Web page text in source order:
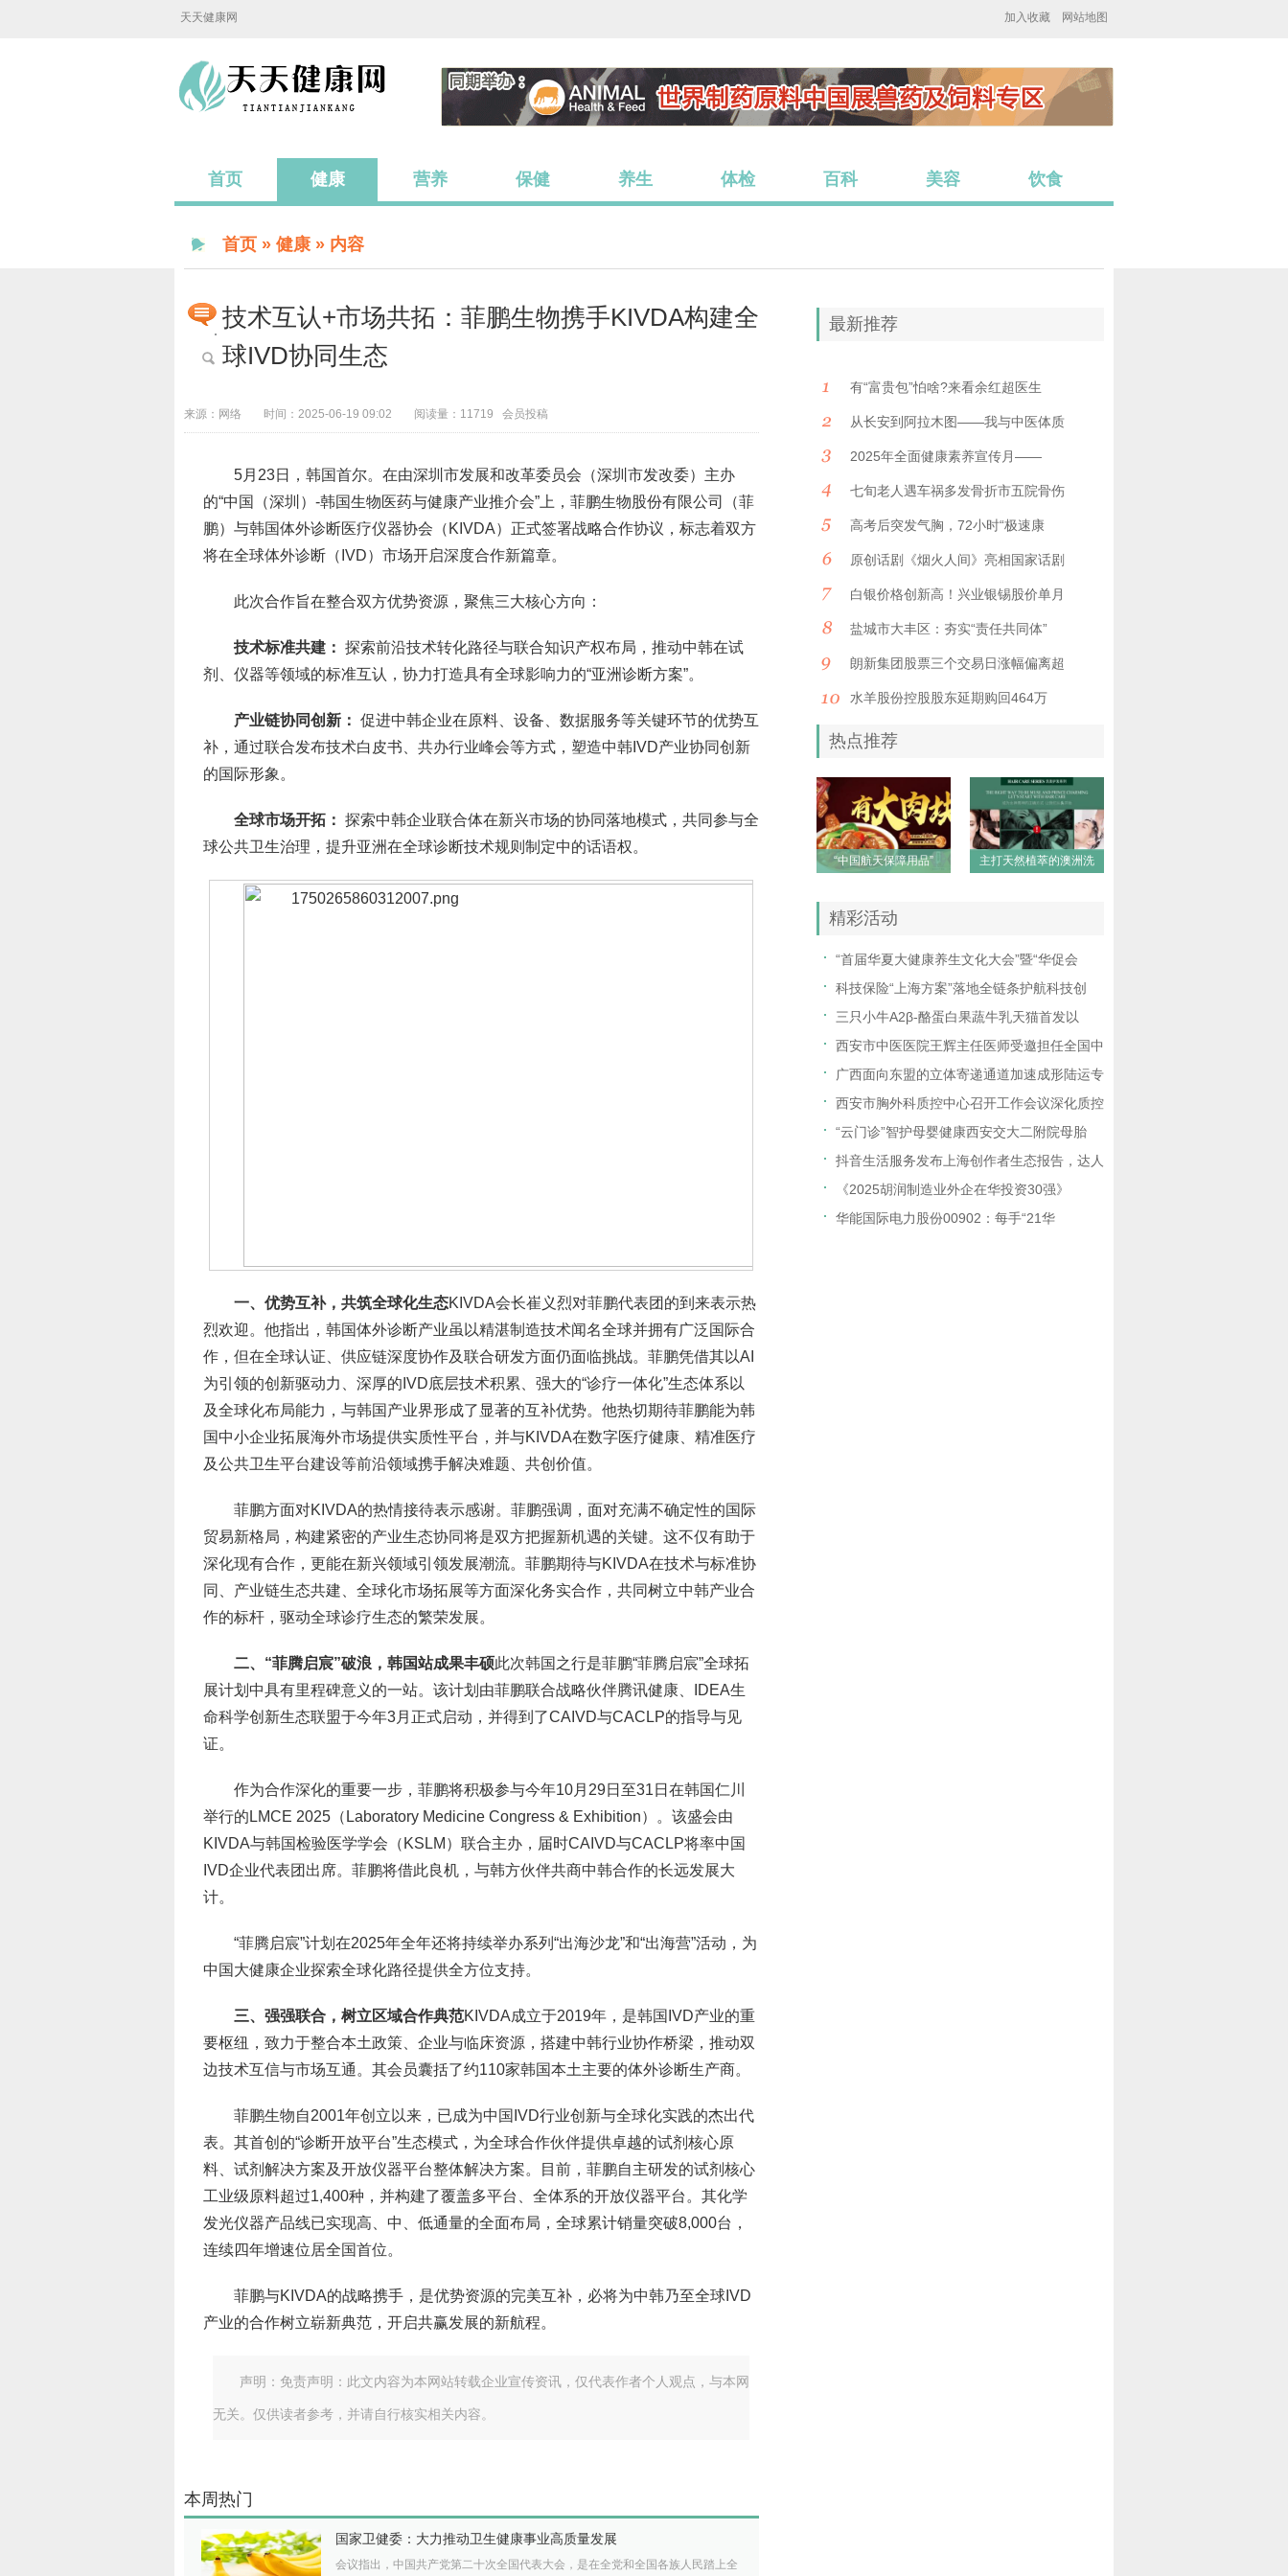
天天健康网 加入收藏 网站地图
首页 健康 营养 保健 养生 体检 百科 美容 饮食
首页 »健康» 内容
技术互认+市场共拓：菲鹏生物携手KIVDA构建全
球IVD协同生态
来源：网络 时间：2025-06-19 09:02 阅读量：11719 会员投稿
5月23日，韩国首尔。在由深圳市发展和改革委员会（深圳市发改委）主办
的“中国（深圳）-韩国生物医药与健康产业推介会”上，菲鹏生物股份有限公司（菲
鹏）与韩国体外诊断医疗仪器协会（KIVDA）正式签署战略合作协议，标志着双方
将在全球体外诊断（IVD）市场开启深度合作新篇章。
此次合作旨在整合双方优势资源，聚焦三大核心方向：
技术标准共建： 探索前沿技术转化路径与联合知识产权布局，推动中韩在试
剂、仪器等领域的标准互认，协力打造具有全球影响力的“亚洲诊断方案”。
产业链协同创新： 促进中韩企业在原料、设备、数据服务等关键环节的优势互
补，通过联合发布技术白皮书、共办行业峰会等方式，塑造中韩IVD产业协同创新
的国际形象。
全球市场开拓： 探索中韩企业联合体在新兴市场的协同落地模式，共同参与全
球公共卫生治理，提升亚洲在全球诊断技术规则制定中的话语权。
一、优势互补，共筑全球化生态KIVDA会长崔义烈对菲鹏代表团的到来表示热
烈欢迎。他指出，韩国体外诊断产业虽以精湛制造技术闻名全球并拥有广泛国际合
作，但在全球认证、供应链深度协作及联合研发方面仍面临挑战。菲鹏凭借其以AI
为引领的创新驱动力、深厚的IVD底层技术积累、强大的“诊疗一体化”生态体系以
及全球化布局能力，与韩国产业界形成了显著的互补优势。他热切期待菲鹏能为韩
国中小企业拓展海外市场提供实质性平台，并与KIVDA在数字医疗健康、精准医疗
及公共卫生平台建设等前沿领域携手解决难题、共创价值。
菲鹏方面对KIVDA的热情接待表示感谢。菲鹏强调，面对充满不确定性的国际
贸易新格局，构建紧密的产业生态协同将是双方把握新机遇的关键。这不仅有助于
深化现有合作，更能在新兴领域引领发展潮流。菲鹏期待与KIVDA在技术与标准协
同、产业链生态共建、全球化市场拓展等方面深化务实合作，共同树立中韩产业合
作的标杆，驱动全球诊疗生态的繁荣发展。
二、“菲腾启宸”破浪，韩国站成果丰硕此次韩国之行是菲鹏“菲腾启宸”全球拓
展计划中具有里程碑意义的一站。该计划由菲鹏联合战略伙伴腾讯健康、IDEA生
命科学创新生态联盟于今年3月正式启动，并得到了CAIVD与CACLP的指导与见
证。
作为合作深化的重要一步，菲鹏将积极参与今年10月29日至31日在韩国仁川
举行的LMCE 2025（Laboratory Medicine Congress & Exhibition）。该盛会由
KIVDA与韩国检验医学学会（KSLM）联合主办，届时CAIVD与CACLP将率中国
IVD企业代表团出席。菲鹏将借此良机，与韩方伙伴共商中韩合作的长远发展大
计。
“菲腾启宸”计划在2025年全年还将持续举办系列“出海沙龙”和“出海营”活动，为
中国大健康企业探索全球化路径提供全方位支持。
三、强强联合，树立区域合作典范KIVDA成立于2019年，是韩国IVD产业的重
要枢纽，致力于整合本土政策、企业与临床资源，搭建中韩行业协作桥梁，推动双
边技术互信与市场互通。其会员囊括了约110家韩国本土主要的体外诊断生产商。
菲鹏生物自2001年创立以来，已成为中国IVD行业创新与全球化实践的杰出代
表。其首创的“诊断开放平台”生态模式，为全球合作伙伴提供卓越的试剂核心原
料、试剂解决方案及开放仪器平台整体解决方案。目前，菲鹏自主研发的试剂核心
工业级原料超过1,400种，并构建了覆盖多平台、全体系的开放仪器平台。其化学
发光仪器产品线已实现高、中、低通量的全面布局，全球累计销量突破8,000台，
连续四年增速位居全国首位。
菲鹏与KIVDA的战略携手，是优势资源的完美互补，必将为中韩乃至全球IVD
产业的合作树立崭新典范，开启共赢发展的新航程。
声明：免责声明：此文内容为本网站转载企业宣传资讯，仅代表作者个人观点，与本网
无关。仅供读者参考，并请自行核实相关内容。
本周热门
国家卫健委：大力推动卫生健康事业高质量发展
会议指出，中国共产党第二十次全国代表大会，是在全党和全国各族人民踏上全
最新推荐
有“富贵包”怕啥?来看余红超医生
从长安到阿拉木图——我与中医体质
2025年全面健康素养宣传月——
七旬老人遇车祸多发骨折市五院骨伤
高考后突发气胸，72小时“极速康
原创话剧《烟火人间》亮相国家话剧
白银价格创新高！兴业银锡股价单月
盐城市大丰区：夯实“责任共同体”
朗新集团股票三个交易日涨幅偏离超
水羊股份控股股东延期购回464万
热点推荐
“中国航天保障用品” 主打天然植萃的澳洲洗
精彩活动
“首届华夏大健康养生文化大会”暨“华促会
科技保险“上海方案”落地全链条护航科技创
三只小牛A2β-酪蛋白果蔬牛乳天猫首发以
西安市中医医院王辉主任医师受邀担任全国中
广西面向东盟的立体寄递通道加速成形陆运专
西安市胸外科质控中心召开工作会议深化质控
“云门诊”智护母婴健康西安交大二附院母胎
抖音生活服务发布上海创作者生态报告，达人
《2025胡润制造业外企在华投资30强》
华能国际电力股份00902：每手“21华